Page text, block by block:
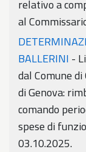
relativo a
al
BALLERINI -
dal Comune
di Genova:
comando
spese di
03.10.2025.